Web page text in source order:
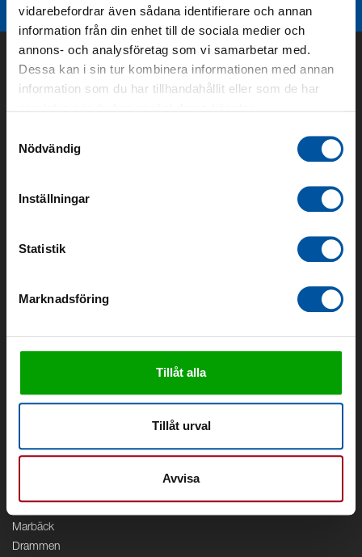
vidarebefordrar även sådana identifierare och annan
information från din enhet till de sociala medier och
annons- och analysföretag som vi samarbetar med.
Dessa kan i sin tur kombinera informationen med annan
information som du har tillhandahållit eller som de har
Nödvändig
Inställningar
Statistik
Marknadsföring
Tillåt alla
Tillåt urval
Avvisa
Områden
Vattenrening
Geoenergi
Debe
Marbäck
Drammen